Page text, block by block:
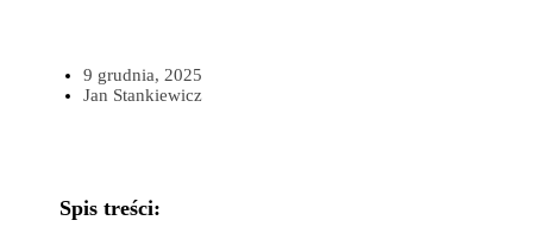
9 grudnia, 2025
Jan Stankiewicz
Spis treści: